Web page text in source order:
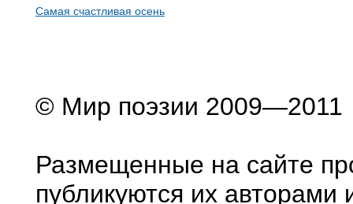
Самая счастливая осень
© Мир поэзии 2009—2011
Размещенные на сайте
публикуются их авторами